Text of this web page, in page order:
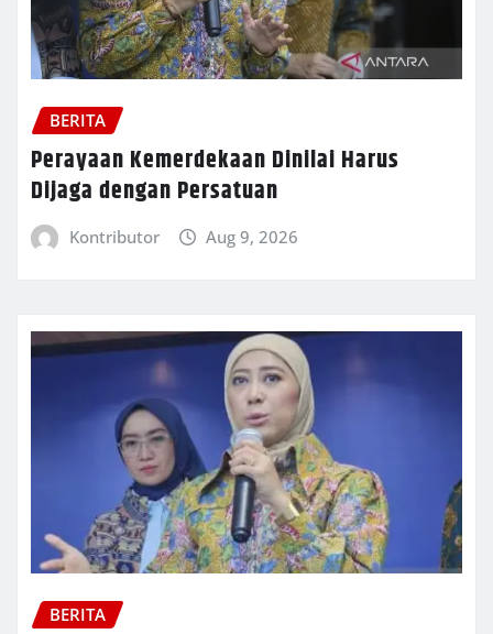
BERITA
Perayaan Kemerdekaan Dinilai Harus
Dijaga dengan Persatuan
Kontributor Aug 9, 2026
BERITA